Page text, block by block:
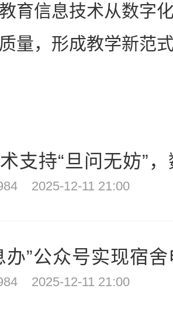
育信息技术从数字
量，形成教学新范
支持“旦问无妨”
2025-12-11 21:00
办”公众号实现宿
2025-12-11 21:00